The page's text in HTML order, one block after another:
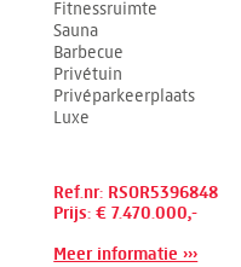
Fitnessruimte
Sauna
Barbecue
Privétuin
Privéparkeerplaats
Luxe
Ref.nr: RSOR5396848
Prijs: € 7.470.000,-
Meer informatie ›››